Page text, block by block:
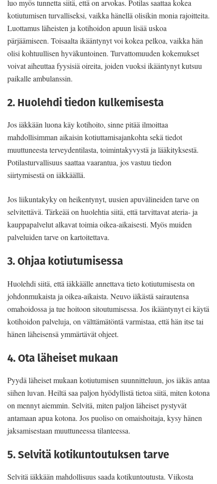
luo myös tunnetta siitä, että on arvokas. Potilas saattaa kokea
kotiutumisen turvalliseksi, vaikka hänellä olisikin monia rajoitteita.
Luottamus läheisten ja kotihoidon apuun lisää uskoa
pärjäämiseen. Toisaalta ikääntynyt voi kokea pelkoa, vaikka hän
olisi kohtuullisen hyväkuntoinen. Turvattomuuden kokemukset
voivat aiheuttaa fyysisiä oireita, joiden vuoksi ikääntynyt kutsuu
paikalle ambulanssin.
2. Huolehdi tiedon kulkemisesta
Jos iäkkään luona käy kotihoito, sinne pitää ilmoittaa
mahdollisimman aikaisin kotiuttamisajankohta sekä tiedot
muuttuneesta terveydentilasta, toimintakyvystä ja lääkityksestä.
Potilasturvallisuus saattaa vaarantua, jos vastuu tiedon
siirtymisestä on iäkkäällä.
Jos liikuntakyky on heikentynyt, uusien apuvälineiden tarve on
selvitettävä. Tärkeää on huolehtia siitä, että tarvittavat ateria- ja
kauppapalvelut alkavat toimia oikea-aikaisesti. Myös muiden
palveluiden tarve on kartoitettava.
3. Ohjaa kotiutumisessa
Huolehdi siitä, että iäkkäälle annettava tieto kotiutumisesta on
johdonmukaista ja oikea-aikaista. Neuvo iäkästä sairautensa
omahoidossa ja tue hoitoon sitoutumisessa. Jos ikääntynyt ei käytä
kotihoidon palveluja, on välttämätöntä varmistaa, että hän itse tai
hänen läheisensä ymmärtävät ohjeet.
4. Ota läheiset mukaan
Pyydä läheiset mukaan kotiutumisen suunnitteluun, jos iäkäs antaa
siihen luvan. Heiltä saa paljon hyödyllistä tietoa siitä, miten kotona
on mennyt aiemmin. Selvitä, miten paljon läheiset pystyvät
antamaan apua kotona. Jos puoliso on omaishoitaja, kysy hänen
jaksamisestaan muuttuneessa tilanteessa.
5. Selvitä kotikuntoutuksen tarve
Selvitä iäkkään mahdollisuus saada kotikuntoutusta. Viikosta